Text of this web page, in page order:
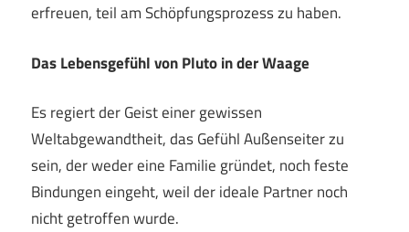
erfreuen, teil am Schöpfungsprozess zu haben.
Das Lebensgefühl von Pluto in der Waage
Es regiert der Geist einer gewissen
Weltabgewandtheit, das Gefühl Außenseiter zu
sein, der weder eine Familie gründet, noch feste
Bindungen eingeht, weil der ideale Partner noch
nicht getroffen wurde.